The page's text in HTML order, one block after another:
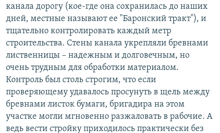
канала дорогу (кое-где она сохранилась до наших
дней, местные называют ее "Баронский тракт"), и
тщательно контролировать каждый метр
строительства. Стены канала укрепляли бревнами
лиственницы – надежным и долговечным, но
очень трудным для обработки материалом.
Контроль был столь строгим, что если
проверяющему удавалось просунуть в щель между
бревнами листок бумаги, бригадира на этом
участке могли мгновенно разжаловать в рабочие. А
ведь вести стройку приходилось практически без